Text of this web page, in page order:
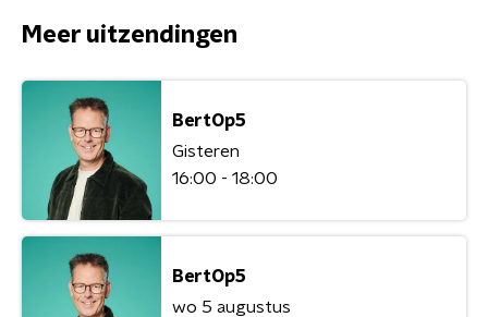
Meer uitzendingen
BertOp5
Gisteren
16:00 - 18:00
BertOp5
wo 5 augustus